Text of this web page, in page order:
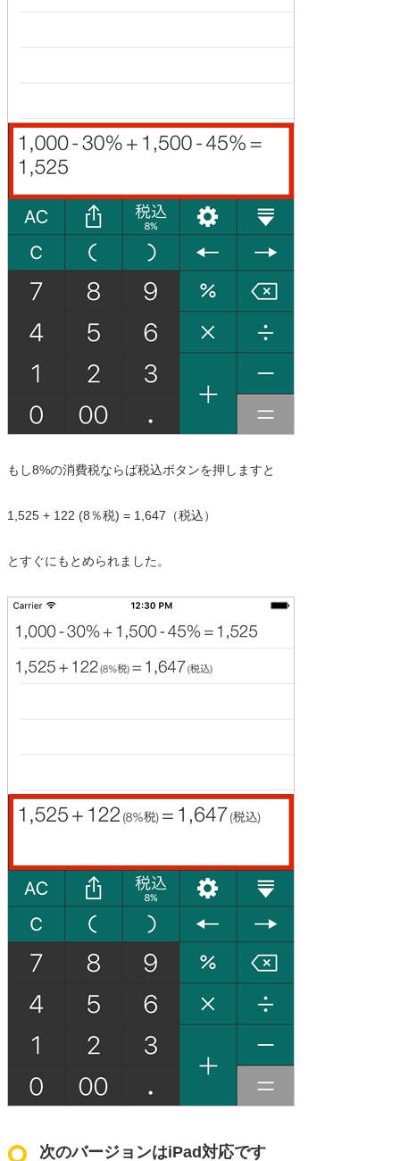
もし8%の消費税ならば税込ボタンを押しますと
1,525 + 122 (8％税) = 1,647（税込）
とすぐにもとめられました。
次のバージョンはiPad対応です